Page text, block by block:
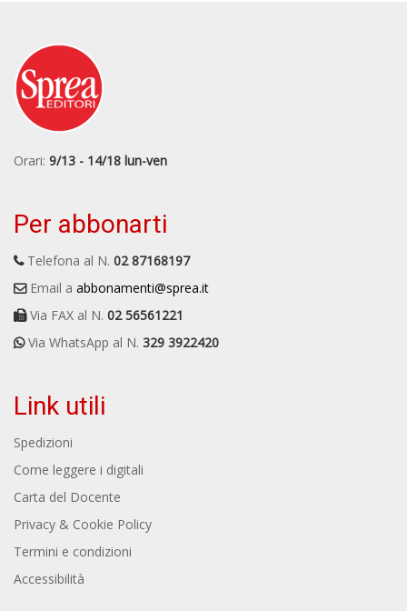
Orari: 9/13 - 14/18 lun-ven
Per abbonarti
Telefona al N. 02 87168197
Email a abbonamenti@sprea.it
Via FAX al N. 02 56561221
Via WhatsApp al N. 329 3922420
Link utili
Spedizioni
Come leggere i digitali
Carta del Docente
Privacy & Cookie Policy
Termini e condizioni
Accessibilità